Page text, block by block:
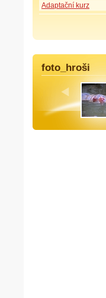
Adaptační kurz
foto_hroši